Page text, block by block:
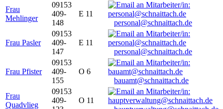
Frau
Mehlinger
09153
409-
148
E 11
personal@schnaittach.de
Frau Pasler
09153
409-
147
E 11
personal@schnaittach.de
Frau Pfister
09153
409-
155
O 6
bauamt@schnaittach.de
Frau
Quadvlieg
09153
409-
O 11